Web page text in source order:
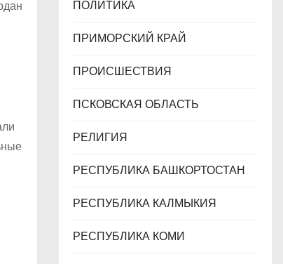
ПОЛИТИКА
ПРИМОРСКИЙ КРАЙ
ПРОИСШЕСТВИЯ
ПСКОВСКАЯ ОБЛАСТЬ
РЕЛИГИЯ
РЕСПУБЛИКА БАШКОРТОСТАН
РЕСПУБЛИКА КАЛМЫКИЯ
РЕСПУБЛИКА КОМИ